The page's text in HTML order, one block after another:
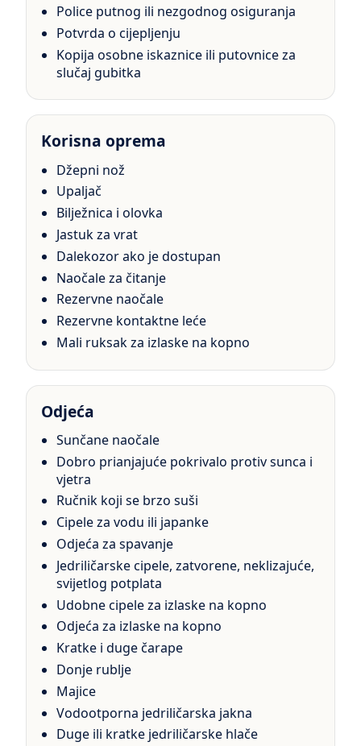
Police putnog ili nezgodnog osiguranja
Potvrda o cijepljenju
Kopija osobne iskaznice ili putovnice za
slučaj gubitka
Korisna oprema
Džepni nož
Upaljač
Bilježnica i olovka
Jastuk za vrat
Dalekozor ako je dostupan
Naočale za čitanje
Rezervne naočale
Rezervne kontaktne leće
Mali ruksak za izlaske na kopno
Odjeća
Sunčane naočale
Dobro prianjajuće pokrivalo protiv sunca i
vjetra
Ručnik koji se brzo suši
Cipele za vodu ili japanke
Odjeća za spavanje
Jedriličarske cipele, zatvorene, neklizajuće,
svijetlog potplata
Udobne cipele za izlaske na kopno
Odjeća za izlaske na kopno
Kratke i duge čarape
Donje rublje
Majice
Vodootporna jedriličarska jakna
Duge ili kratke jedriličarske hlače